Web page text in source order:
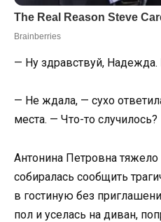
— Ну здравствуй, Надежда.
— Не ждала, — сухо
места. — Что-то случилось?
Антонина Петровна
собиралась сообщить
в гостиную без
пол и уселась на диван,